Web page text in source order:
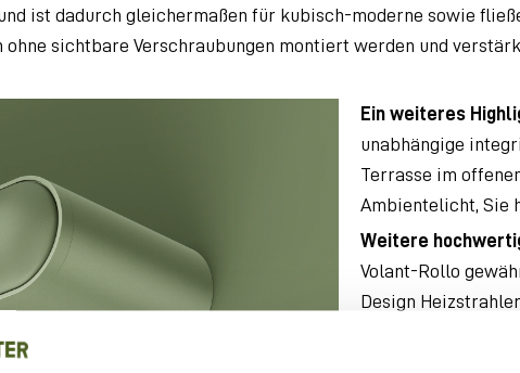
ist dadurch gleichermaßen für kubisch-moderne sowie
sichtbare Verschraubungen montiert werden und
Ein weiteres
unabhängige
Terrasse im
Ambientelicht, Sie
Weitere
Volant-Rollo
Design
Funksteuerung
und automatisch